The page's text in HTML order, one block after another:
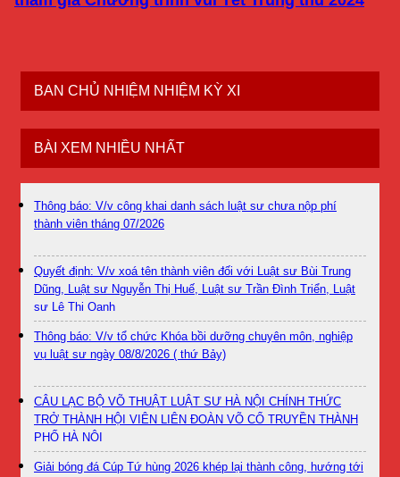
BAN CHỦ NHIỆM NHIỆM KỲ XI
BÀI XEM NHIỀU NHẤT
Thông báo: V/v công khai danh sách luật sư chưa nộp phí
thành viên tháng 07/2026
Quyết định: V/v xoá tên thành viên đối với Luật sư Bùi Trung
Dũng, Luật sư Nguyễn Thị Huế, Luật sư Trần Đình Triển, Luật
sư Lê Thị Oanh
Thông báo: V/v tổ chức Khóa bồi dưỡng chuyên môn, nghiệp
vụ luật sư ngày 08/8/2026 ( thứ Bảy)
CÂU LẠC BỘ VÕ THUẬT LUẬT SƯ HÀ NỘI CHÍNH THỨC
TRỞ THÀNH HỘI VIÊN LIÊN ĐOÀN VÕ CỔ TRUYỀN THÀNH
PHỐ HÀ NỘI
Giải bóng đá Cúp Tứ hùng 2026 khép lại thành công, hướng tới